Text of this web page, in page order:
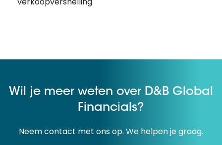
Wil je meer weten over D&B Global
Financials?
Neem contact met ons op. We helpen je graag.